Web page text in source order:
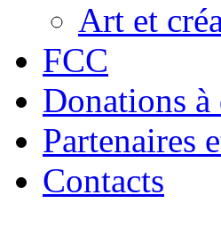
Art et
FCC
Donations à
Partenaires
Contacts